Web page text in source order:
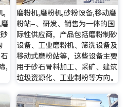
,
,
磨粉机,磨粉机,砂粉设备,移动磨
粉站-、研发、销售为一体的国
际性供应商，产品包括磨粉制砂
设备、工业磨粉机、筛洗设备及
移动式磨粉站等，这些设备主要
用于砂石骨料加工、采矿、建筑
垃圾资源化、工业制粉等方向。